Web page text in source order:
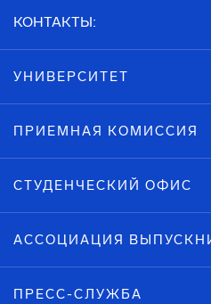
КОНТАКТЫ:
УНИВЕРСИТЕТ
ПРИЕМНАЯ КОМИССИЯ
СТУДЕНЧЕСКИЙ ОФИС
АССОЦИАЦИЯ
ПРЕСС-СЛУЖБА